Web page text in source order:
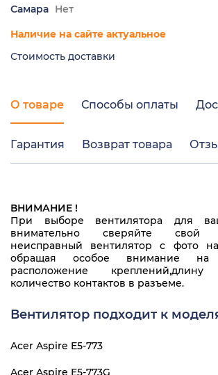
Самара Нет
Наличие на сайте актуальное
Стоимость доставки
О товаре Способы оплаты
Гарантия Возврат товара
ВНИМАНИЕ !
При выборе вентилятора для
внимательно сверяйте свой
неисправный вентилятор с фото
обращая особое внимание на
расположение
количество контактов в разъеме.
Вентилятор подходит к
Acer Aspire E5-773
Acer Aspire E5-773G